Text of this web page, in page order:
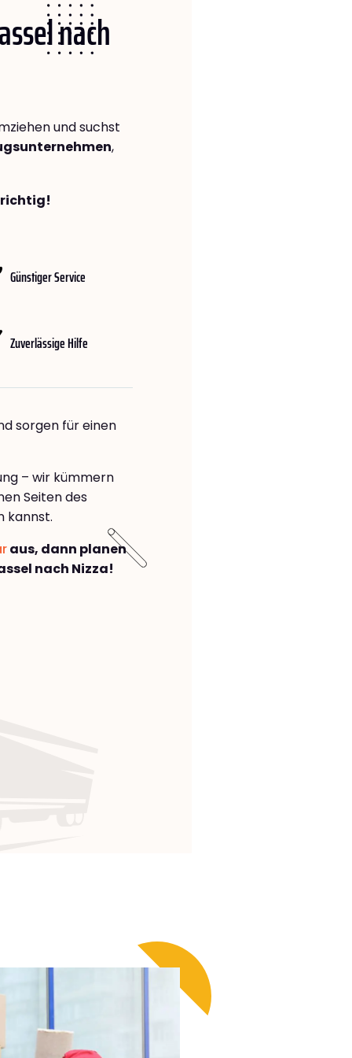
nach
und suchst
,
richtig!
Günstiger Service
Zuverlässige Hilfe
sorgen für einen
– wir kümmern
Seiten des
kannst.
aus, dann planen
nach Nizza!